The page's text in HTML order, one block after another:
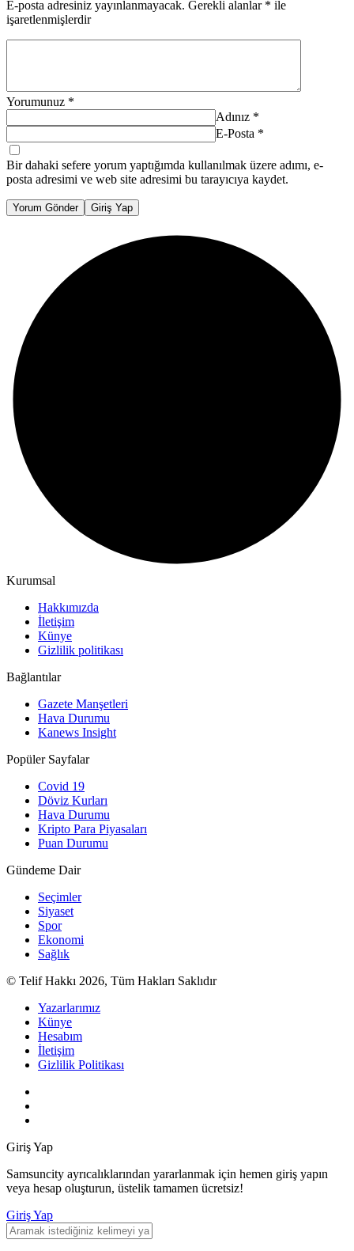
E-posta adresiniz yayınlanmayacak. Gerekli alanlar * ile
işaretlenmişlerdir
Yorumunuz *
Adınız *
E-Posta *
Bir dahaki sefere yorum yaptığımda kullanılmak üzere adımı, e-
posta adresimi ve web site adresimi bu tarayıcıya kaydet.
Yorum Gönder Giriş Yap
Kurumsal
Hakkımızda
İletişim
Künye
Gizlilik politikası
Bağlantılar
Gazete Manşetleri
Hava Durumu
Kanews Insight
Popüler Sayfalar
Covid 19
Döviz Kurları
Hava Durumu
Kripto Para Piyasaları
Puan Durumu
Gündeme Dair
Seçimler
Siyaset
Spor
Ekonomi
Sağlık
© Telif Hakkı 2026, Tüm Hakları Saklıdır
Yazarlarımız
Künye
Hesabım
İletişim
Gizlilik Politikası
Giriş Yap
Samsuncity ayrıcalıklarından yararlanmak için hemen giriş yapın
veya hesap oluşturun, üstelik tamamen ücretsiz!
Giriş Yap